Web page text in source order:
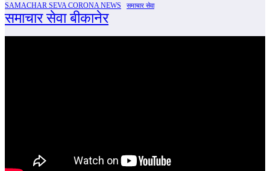
SAMACHAR SEVA CORONA NEWS समाचार सेवा
समाचार सेवा बीकानेर